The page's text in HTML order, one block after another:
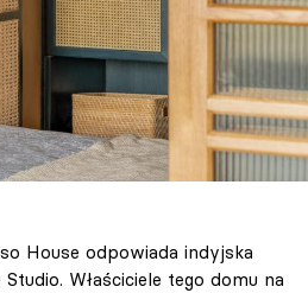
House odpowiada indyjska
Właściciele tego domu na